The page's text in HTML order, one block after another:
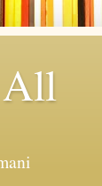
All